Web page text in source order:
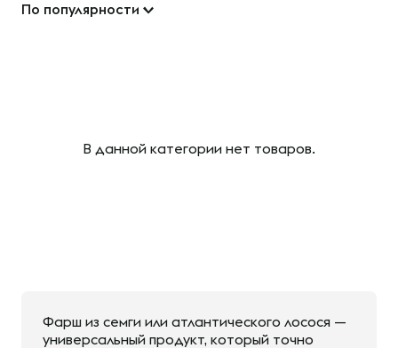
По популярности
В данной категории нет товаров.
Фарш из семги или атлантического лосося —
универсальный продукт, который точно